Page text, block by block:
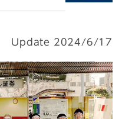
Update 2024/6/17